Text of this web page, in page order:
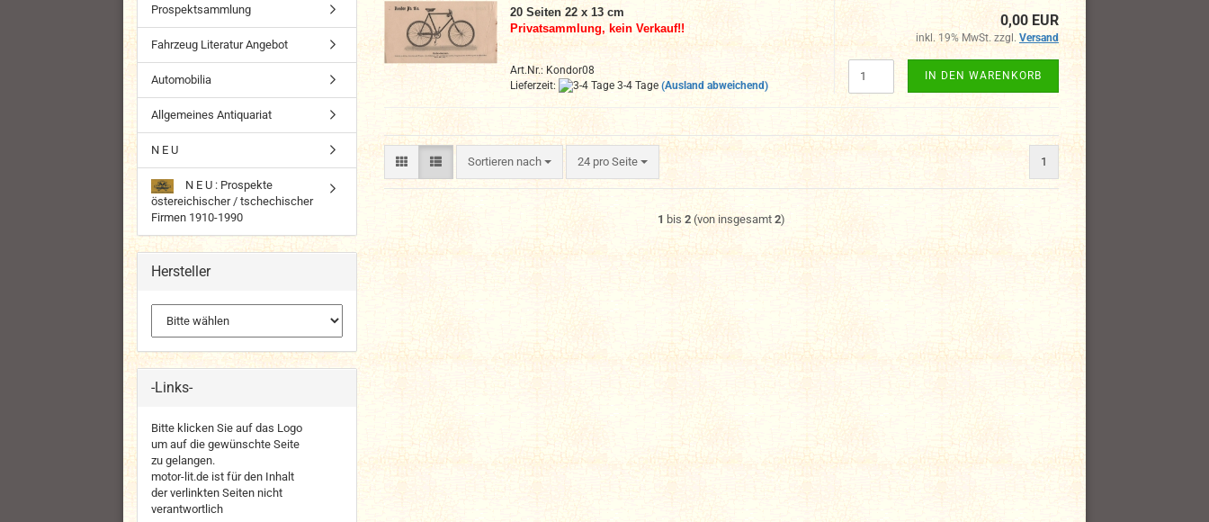
20 Seiten 22 x 13 cm
Privatsammlung, kein Verkauf!!
Art.Nr.: Kondor08
Lieferzeit:
3-4 Tage (Ausland abweichend)
0,00 EUR
inkl. 19% MwSt. zzgl. Versand
IN DEN WARENKORB
Sortieren nach
Sortieren nach 24 pro Seite
pro Seite 1
1 bis 2 (von insgesamt 2)
Prospektsammlung
Fahrzeug Literatur Angebot
Automobilia
Allgemeines Antiquariat
N E U
N E U : Prospekte
östereichischer / tschechischer
Firmen 1910-1990
Hersteller
-Links-
Bitte klicken Sie auf das Logo
um auf die gewünschte Seite
zu gelangen.
motor-lit.de ist für den Inhalt
der verlinkten Seiten nicht
verantwortlich